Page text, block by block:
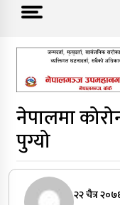
नेपालमा
पुग्यो
२२ चैत्र